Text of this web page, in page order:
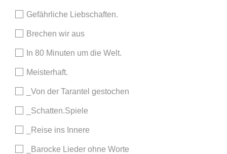
Gefährliche Liebschaften.
Brechen wir aus
In 80 Minuten um die Welt.
Meisterhaft.
_Von der Tarantel gestochen
_Schatten.Spiele
_Reise ins Innere
_Barocke Lieder ohne Worte